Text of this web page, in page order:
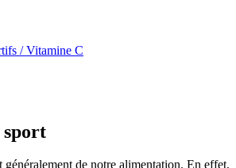
/ Vitamine C
de notre alimentation. En effet,